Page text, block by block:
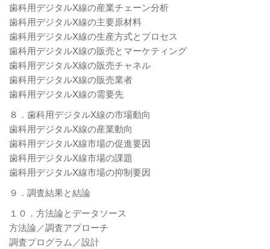
歯科用デジタルX線の産業チェーン分析
歯科用デジタルX線の主要原材料
歯科用デジタルX線の生産方式とプロセス
歯科用デジタルX線の販売とマーケティング
歯科用デジタルX線の販売チャネル
歯科用デジタルX線の販売業者
歯科用デジタルX線の需要先
８．歯科用デジタルX線の市場動向
歯科用デジタルX線の産業動向
歯科用デジタルX線市場の促進要因
歯科用デジタルX線市場の課題
歯科用デジタルX線市場の抑制要因
９．調査結果と結論
１０．方法論とデータソース
方法論／調査アプローチ
調査プログラム／設計